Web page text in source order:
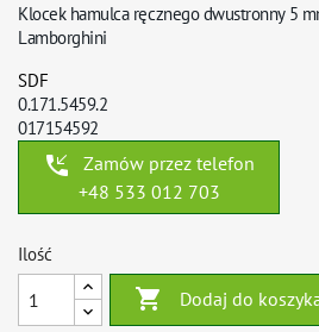
Klocek hamulca ręcznego dwustronny 5
Lamborghini
SDF
0.171.5459.2
017154592
phone_callback
Zamów przez telefon
+48 533 012 703
Ilość
 Dodaj do